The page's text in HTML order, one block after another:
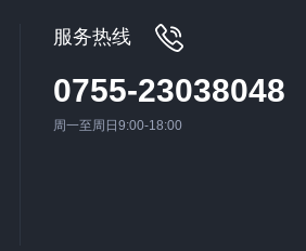
服务热线
0755-23038048
周一至周日9:00-18:00